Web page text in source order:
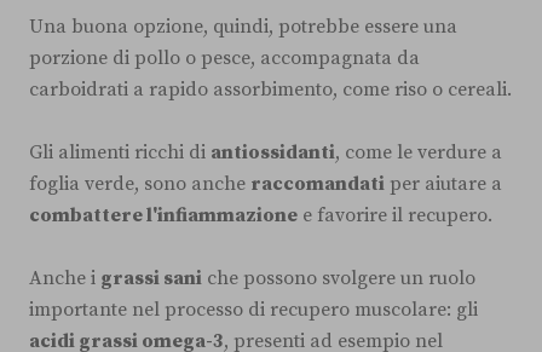
Una buona opzione, quindi, potrebbe essere una
porzione di pollo o pesce, accompagnata da
carboidrati a rapido assorbimento, come riso o cereali.
Gli alimenti ricchi di antiossidanti, come le verdure a
foglia verde, sono anche raccomandati per aiutare a
combattere l'infiammazione e favorire il recupero.
Anche i grassi sani che possono svolgere un ruolo
importante nel processo di recupero muscolare: gli
acidi grassi omega-3, presenti ad esempio nel